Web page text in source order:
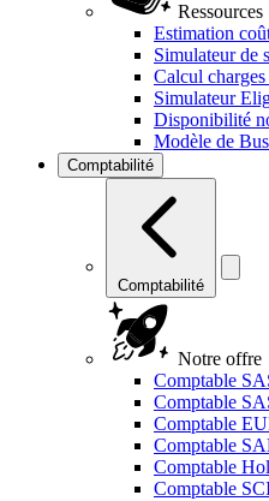
Ressources
Estimation
Simulateur de
Calcul charges
Simulateur
Disponibilité
Modèle de
Comptabilité
Comptabilité
Notre offre
Comptable
Comptable
Comptable
Comptable
Comptable
Comptable